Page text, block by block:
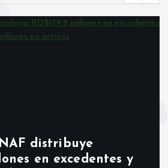
distribuye
en excedentes y